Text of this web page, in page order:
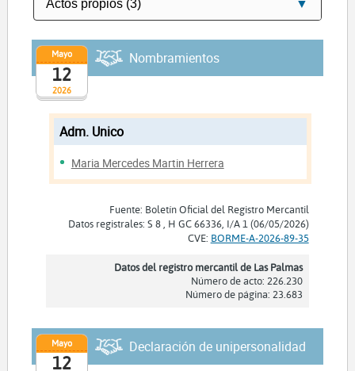
2026
Mayo
12
Nombramientos
Adm. Unico
Maria Mercedes Martin Herrera
Fuente: Boletín Oficial del Registro Mercantil
Datos registrales: S 8 , H GC 66336, I/A 1 (06/05/2026)
CVE: BORME-A-2026-89-35
Datos del registro mercantil de Las Palmas
Número de acto: 226.230
Número de página: 23.683
Mayo
12
Declaración de unipersonalidad